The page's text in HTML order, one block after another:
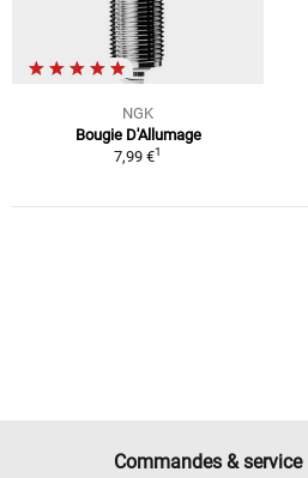
NGK
Bougie D'Allumage
7,99 €1
Commandes &